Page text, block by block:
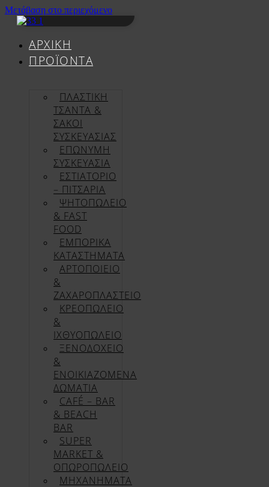
Μετάβαση στο περιεχόμενο
ΑΡΧΙΚΉ
ΠΡΟΪΌΝΤΑ
ΠΛΑΣΤΙΚΗ
ΤΣΑΝΤΑ &
ΣΑΚΟΙ
ΣΥΣΚΕΥΑΣΙΑΣ
ΕΠΏΝΥΜΗ
ΣΥΣΚΕΥΑΣΊΑ
ΕΣΤΙΑΤΟΡΙΟ
– ΠΙΤΣΑΡΙΑ
ΨΗΤΟΠΩΛΕΙΟ
& FAST
FOOD
ΕΜΠΟΡΙΚΑ
ΚΑΤΑΣΤΗΜΑΤΑ
ΑΡΤΟΠΟΙΕΙΟ
&
ΖΑΧΑΡΟΠΛΑΣΤΕΙΟ
ΚΡΕΟΠΩΛΕΙΟ
&
ΙΧΘΥΟΠΩΛΕΙΟ
ΞΕΝΟΔΟΧΕΙΟ
&
ΕΝΟΙΚΙΑΖΟΜΕΝΑ
ΔΩΜΑΤΙΑ
CAFÉ – BAR
& BEACH
BAR
SUPER
MARKET &
ΟΠΩΡΟΠΩΛΕΙΟ
ΜΗΧΑΝΗΜΑΤΑ